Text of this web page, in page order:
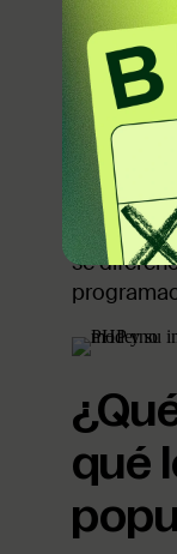
durante
se
general.
En este
más a
volvió un
se
qué